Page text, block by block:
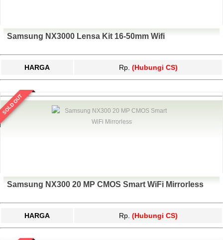
Samsung NX3000 Lensa Kit 16-50mm Wifi
HARGA Rp. (Hubungi CS)
SOLD OUT
Samsung NX300 20 MP CMOS Smart WiFi Mirrorless
HARGA Rp. (Hubungi CS)